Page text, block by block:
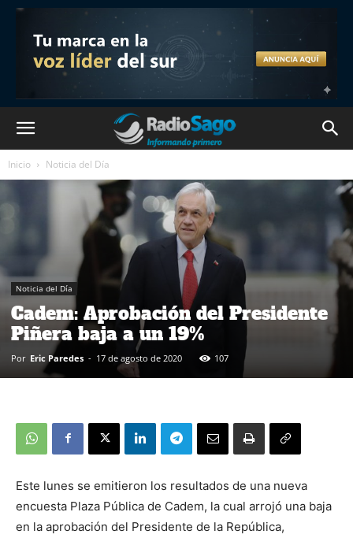
Inicio Noticia del Día
Noticia del Día
Cadem: Aprobación del Presidente
Piñera baja a un 19%
Por Eric Paredes - 17 de agosto de 2020 107
Este lunes se emitieron los resultados de una nueva
encuesta Plaza Pública de Cadem, la cual arrojó una baja
en la aprobación del Presidente de la República,